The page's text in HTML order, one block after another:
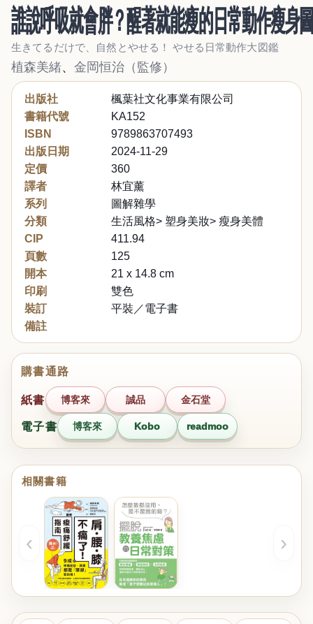
誰說呼吸就會胖？醒著就能瘦的日常動作瘦身
生きてるだけで、自然とやせる！ やせる日常動作大図鑑
植森美緒、 金岡恒治（監修）
出版社
楓葉社文化事業有限公司
書籍代號
KA152
ISBN
9789863707493
出版日期
2024-11-29
定價
360
譯者
林宜薰
系列
圖解雜學
分類
生活風格> 塑身美妝> 瘦身美體
CIP
411.94
頁數
125
開本
21 x 14.8 cm
印刷
雙色
裝訂
平裝／電子書
備註
購書通路
紙書 博客來 誠品 金石堂
電子書 博客來 Kobo readmoo
相關書籍
‹ ›